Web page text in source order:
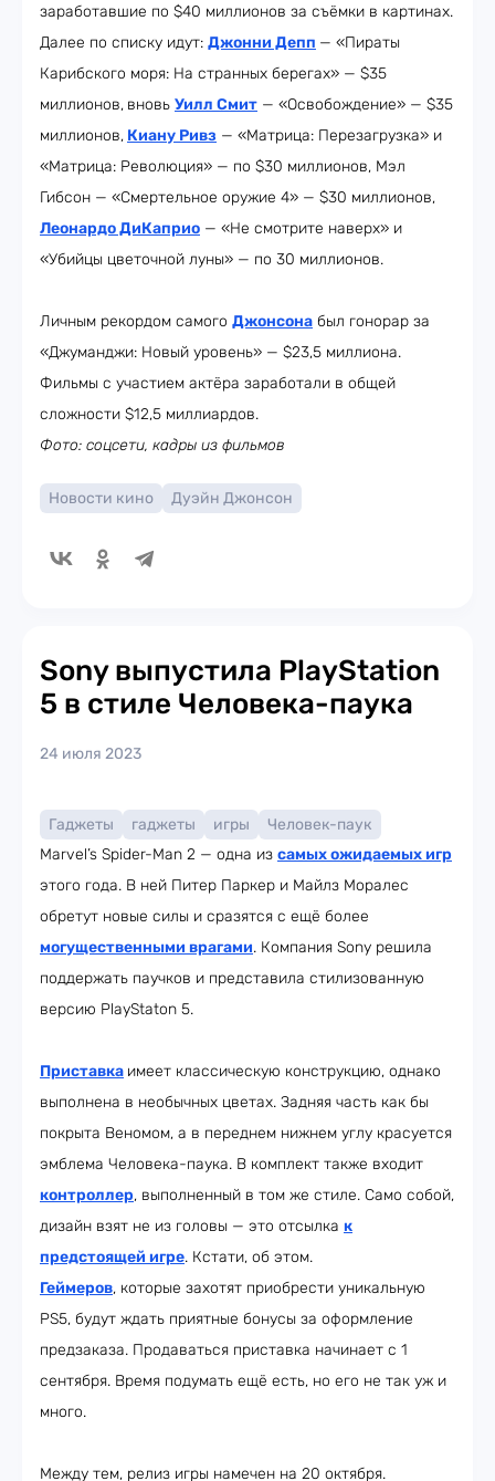
заработавшие по $40 миллионов за съёмки в картинах.
Далее по списку идут: Джонни Депп — «Пираты
Карибского моря: На странных берегах» — $35
миллионов, вновь Уилл Смит — «Освобождение» — $35
миллионов, Киану Ривз — «Матрица: Перезагрузка» и
«Матрица: Революция» — по $30 миллионов, Мэл
Гибсон — «Смертельное оружие 4» — $30 миллионов,
Леонардо ДиКаприо — «Не смотрите наверх» и
«Убийцы цветочной луны» — по 30 миллионов.
Личным рекордом самого Джонсона был гонорар за
«Джуманджи: Новый уровень» — $23,5 миллиона.
Фильмы с участием актёра заработали в общей
сложности $12,5 миллиардов.
Фото: соцсети, кадры из фильмов
Новости кино Дуэйн Джонсон
Sony выпустила PlayStation
5 в стиле Человека-паука
24 июля 2023
Гаджеты гаджеты игры
Человек-паук
Marvel’s Spider-Man 2 — одна из самых ожидаемых игр
этого года. В ней Питер Паркер и Майлз Моралес
обретут новые силы и сразятся с ещё более
могущественными врагами. Компания Sony решила
поддержать паучков и представила стилизованную
версию PlayStaton 5.
Приставка имеет классическую конструкцию, однако
выполнена в необычных цветах. Задняя часть как бы
покрыта Веномом, а в переднем нижнем углу красуется
эмблема Человека-паука. В комплект также входит
контроллер, выполненный в том же стиле. Само собой,
дизайн взят не из головы — это отсылка к
предстоящей игре. Кстати, об этом.
Геймеров, которые захотят приобрести уникальную
PS5, будут ждать приятные бонусы за оформление
предзаказа. Продаваться приставка начинает с 1
сентября. Время подумать ещё есть, но его не так уж и
много.
Между тем, релиз игры намечен на 20 октября.